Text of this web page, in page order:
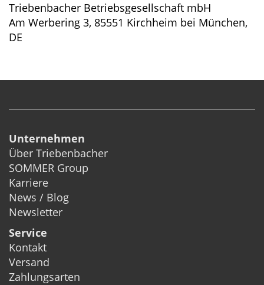
Triebenbacher Betriebsgesellschaft mbH
Am Werbering 3, 85551 Kirchheim bei München,
DE
Unternehmen
Über Triebenbacher
SOMMER Group
Karriere
News / Blog
Newsletter
Service
Kontakt
Versand
Zahlungsarten